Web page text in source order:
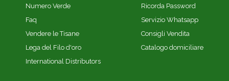
Numero Verde
Faq
Vendere le Tisane
Lega del Filo d'oro
International Distributors
Ricorda Password
Servizio Whatsapp
Consigli Vendita
Catalogo domiciliare